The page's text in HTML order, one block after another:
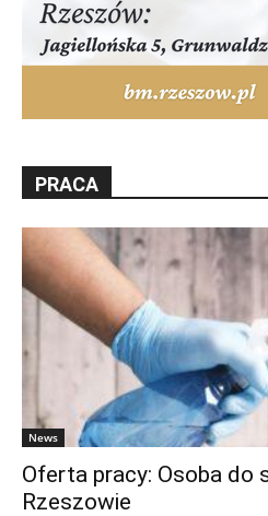
PRACA
News
Oferta pracy: Osoba do
Rzeszowie